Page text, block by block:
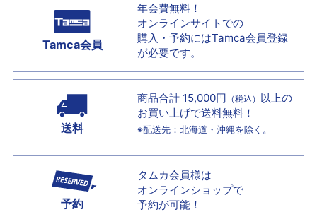
Tamca会員
年会費無料！
オンラインサイトでの
購入・予約にはTamca会員登録
が必要です。
送料
商品合計 15,000円 （税込） 以上の
お買い上げで送料無料！
※配送先：北海道・沖縄を除く。
予約
タムカ会員様は
オンラインショップで
予約が可能！